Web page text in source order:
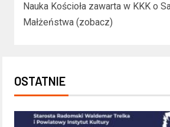
Nauka Kościoła zawarta w KKK o
Małżeństwa (zobacz)
OSTATNIE